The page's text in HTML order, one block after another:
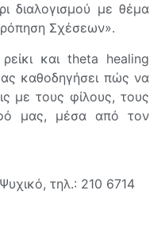
διαλογισμού με θέμα
Σχέσεων».
και theta healing
καθοδηγήσει πώς να
με τους φίλους, τους
μας, μέσα από τον
τηλ.: 210 6714